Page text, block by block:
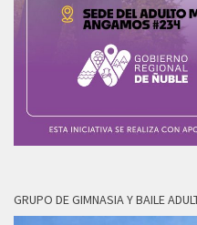
GRUPO DE GIMNASIA Y BAILE